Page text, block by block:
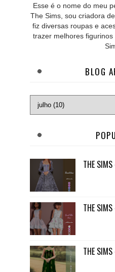
Esse é o nome do meu
The Sims, sou criadora
fiz diversas roupas e
trazer melhores
BLOG
THE
THE
THE